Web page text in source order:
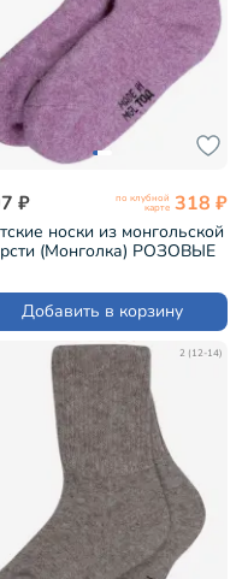
₽ по клубной
карте 318 ₽
носки из монгольской
(Монголка) РОЗОВЫЕ
Добавить в корзину
2 (12-14)